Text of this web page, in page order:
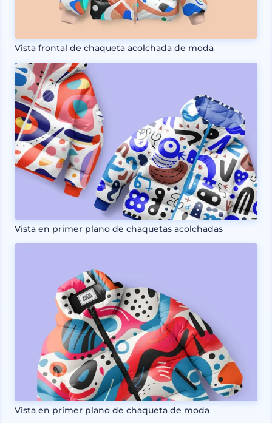
Vista frontal de chaqueta acolchada de moda
Vista en primer plano de chaquetas acolchadas
Vista en primer plano de chaqueta de moda